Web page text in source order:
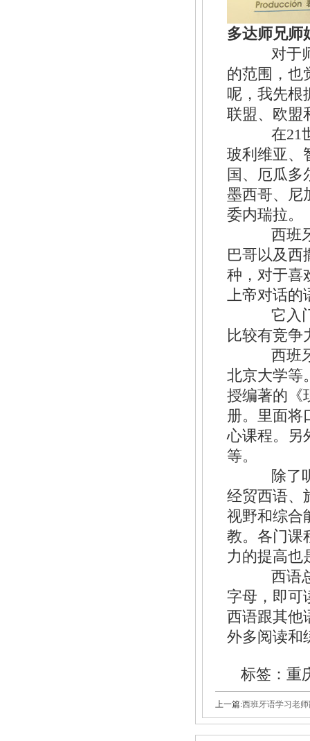
多达师兄师
对于师
的范围，也
呢，我先根
联盟、欧盟
在21世
玻利维亚、
国、厄瓜多
墨西哥、尼
委内瑞拉。
西班牙
巴哥以及西
种，对于喜
上帝对话的
它入门
比较有竞争
西班牙
北京大学等
授编著的《
册。里面将
心课程。另
等。
除了听
经贸西语、
视野和综合
教。各门课
力的提高也
西语总
字母，即可
西语跟其他
外多阅读和
标签：重
上一篇:西班牙语学习老师翻译